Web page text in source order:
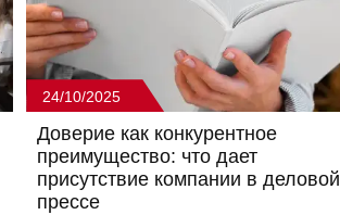
24/10/2025
Доверие как конкурентное
преимущество: что дает
присутствие компании в деловой
прессе